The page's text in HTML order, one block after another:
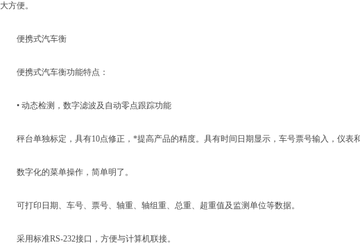
大方便。
便携式汽车衡
便携式汽车衡功能特点：
• 动态检测，数字滤波及自动零点跟踪功能
秤台单独标定，具有10点修正，*提高产品的精度。具有时间日期显示，车号票号输入，仪表
数字化的菜单操作，简单明了。
可打印日期、车号、票号、轴重、轴组重、总重、超重值及监测单位等数据。
采用标准RS-232接口，方便与计算机联接。